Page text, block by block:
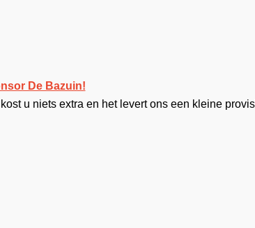
De Bazuin!
u niets extra en het levert ons een kleine